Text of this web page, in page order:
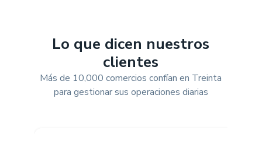
Lo que dicen nuestros
clientes
Más de 10,000 comercios confían en Treinta
para gestionar sus operaciones diarias